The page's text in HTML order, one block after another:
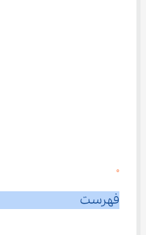
0
فهرست